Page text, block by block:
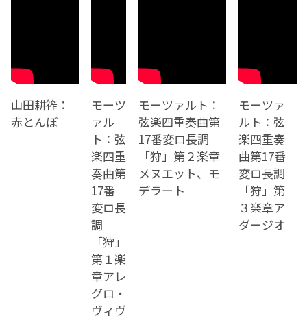
山田耕筰：
赤とんぼ
モーツ
ァル
ト：弦
楽四重
奏曲第
17番
変ロ長
調
「狩」
第１楽
章アレ
グロ・
ヴィヴ
モーツァルト：
弦楽四重奏曲第
17番変ロ長調
「狩」第２楽章
メヌエット、モ
デラート
モーツァ
ルト：弦
楽四重奏
曲第17番
変ロ長調
「狩」第
３楽章ア
ダージオ